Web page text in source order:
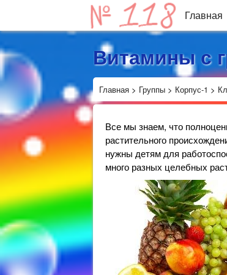
Главная
Витамины с
Главная > Группы > Корпус-1 >
Все мы знаем, что
растительного
нужны детям для
много разных целебных